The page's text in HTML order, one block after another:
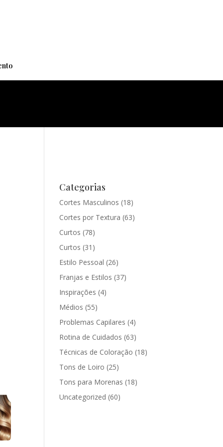
Categorias
Cortes Masculinos (18)
Cortes por Textura (63)
Curtos (78)
Curtos (31)
Estilo Pessoal (26)
Franjas e Estilos (37)
Inspirações (4)
Médios (55)
Problemas Capilares (4)
Rotina de Cuidados (63)
Técnicas de Coloração (18)
Tons de Loiro (25)
Tons para Morenas (18)
Uncategorized (60)